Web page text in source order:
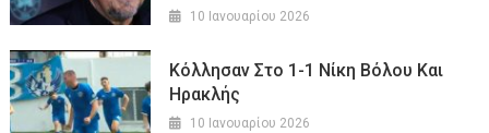
10 Ιανουαρίου 2026
Κόλλησαν Στο 1-1 Νίκη Βόλου Και
Ηρακλής
10 Ιανουαρίου 2026